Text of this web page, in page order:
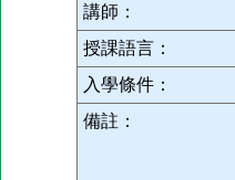
講師：
授課語言：
入學條件：
備註：